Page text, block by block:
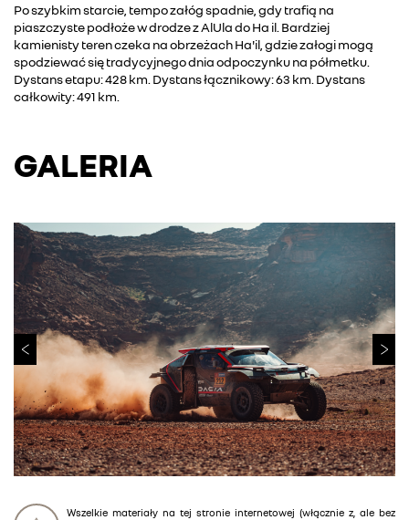
Po szybkim starcie, tempo załóg spadnie, gdy trafią na
piaszczyste podłoże w drodze z AlUla do Ha il. Bardziej
kamienisty teren czeka na obrzeżach Ha'il, gdzie załogi mogą
spodziewać się tradycyjnego dnia odpoczynku na półmetku.
Dystans etapu: 428 km. Dystans łącznikowy: 63 km. Dystans
całkowity: 491 km.
GALERIA
Wszelkie materiały na tej stronie internetowej (włącznie z, ale bez